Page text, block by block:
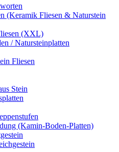
(Keramik Fliesen & Naturstein
(XXL)
/ Natursteinplatten
Fliesen
Stein
(Kamin-Boden-Platten)